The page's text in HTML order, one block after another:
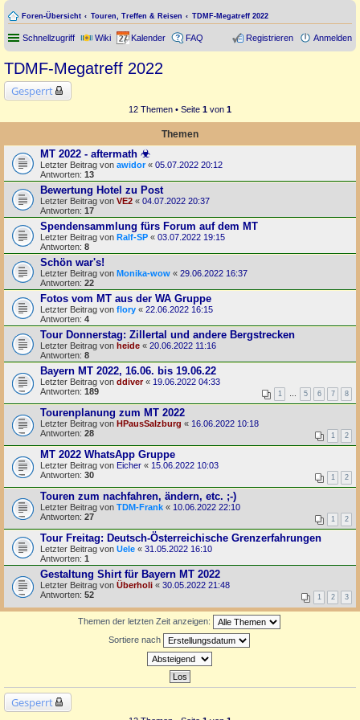
Foren-Übersicht Touren, Treffen & Reisen TDMF-Megatreff 2022
Schnellzugriff Wiki Kalender FAQ Anmelden
Registrieren
TDMF-Megatreff 2022
Gesperrt
12 Themen • Seite 1 von 1
Themen
MT 2022 - aftermath ☣
Letzter Beitrag von awidor« 05.07.2022 20:12
Antworten: 13
Bewertung Hotel zu Post
Letzter Beitrag von VE2 « 04.07.2022 20:37
Antworten: 17
Spendensammlung fürs Forum auf dem MT
Letzter Beitrag von Ralf-SP « 03.07.2022 19:15
Antworten: 8
Schön war's!
Letzter Beitrag von Monika-wow « 29.06.2022 16:37
Antworten: 22
Fotos vom MT aus der WA Gruppe
Letzter Beitrag von flory « 22.06.2022 16:15
Antworten: 4
Tour Donnerstag: Zillertal und andere Bergstrecken
Letzter Beitrag von heide « 20.06.2022 11:16
Antworten: 8
Bayern MT 2022, 16.06. bis 19.06.22
Letzter Beitrag von ddiver« 19.06.2022 04:33
Antworten: 189 1 … 5 6 7 8
Tourenplanung zum MT 2022
Letzter Beitrag von HPausSalzburg « 16.06.2022 10:18
Antworten: 28 1 2
MT 2022 WhatsApp Gruppe
Letzter Beitrag von Eicher « 15.06.2022 10:03
Antworten: 30 1 2
Touren zum nachfahren, ändern, etc. ;-)
Letzter Beitrag von TDM-Frank « 10.06.2022 22:10
Antworten: 27 1 2
Tour Freitag: Deutsch-Österreichische Grenzerfahrungen
Letzter Beitrag von Uele « 31.05.2022 16:10
Antworten: 1
Gestaltung Shirt für Bayern MT 2022
Letzter Beitrag von Überholi « 30.05.2022 21:48
Antworten: 52 1 2 3
Themen der letzten Zeit anzeigen:
Sortiere nach
Gesperrt